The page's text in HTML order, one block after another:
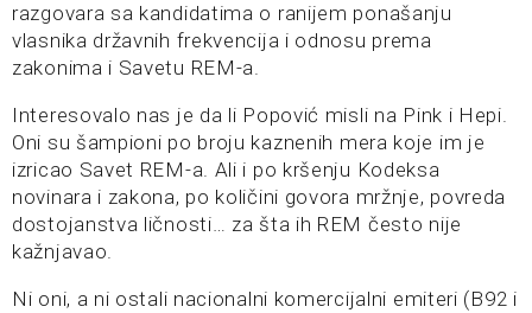
razgovara sa kandidatima o ranijem ponašanju
vlasnika državnih frekvencija i odnosu prema
zakonima i Savetu REM-a.
Interesovalo nas je da li Popović misli na Pink i Hepi.
Oni su šampioni po broju kaznenih mera koje im je
izricao Savet REM-a. Ali i po kršenju Kodeksa
novinara i zakona, po količini govora mržnje, povreda
dostojanstva ličnosti… za šta ih REM često nije
kažnjavao.
Ni oni, a ni ostali nacionalni komercijalni emiteri (B92 i